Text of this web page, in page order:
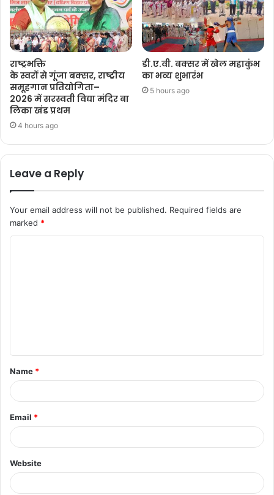
राष्ट्रभक्ति
के स्वरों से गूंजा बक्सर, राष्ट्रीय
समूहगान प्रतियोगिता–
2026 में सरस्वती विद्या मंदिर बा
लिका खंड प्रथम
4 hours ago
डी.ए.वी. बक्सर में खेल महाकुंभ
का भव्य शुभारंभ
5 hours ago
Leave a Reply
Your email address will not be published. Required fields are
marked *
Name *
Email *
Website